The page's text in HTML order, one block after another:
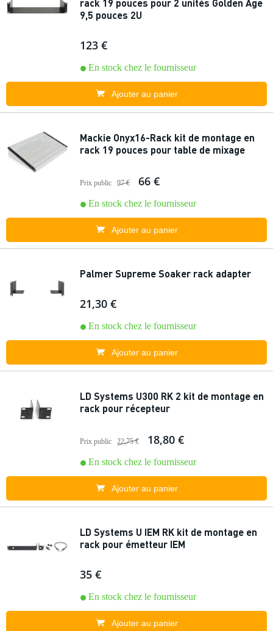
rack 19 pouces pour 2 unités Golden Age
9,5 pouces 2U
123 €
En stock chez le fournisseur
Ajouter au panier
Mackie Onyx16-Rack kit de montage en
rack 19 pouces pour table de mixage
Prix public 97 € 66 €
En stock chez le fournisseur
Ajouter au panier
Palmer Supreme Soaker rack adapter
21,30 €
En stock chez le fournisseur
Ajouter au panier
LD Systems U300 RK 2 kit de montage en
rack pour récepteur
Prix public 22,75 € 18,80 €
En stock chez le fournisseur
Ajouter au panier
LD Systems U IEM RK kit de montage en
rack pour émetteur IEM
35 €
En stock chez le fournisseur
Ajouter au panier